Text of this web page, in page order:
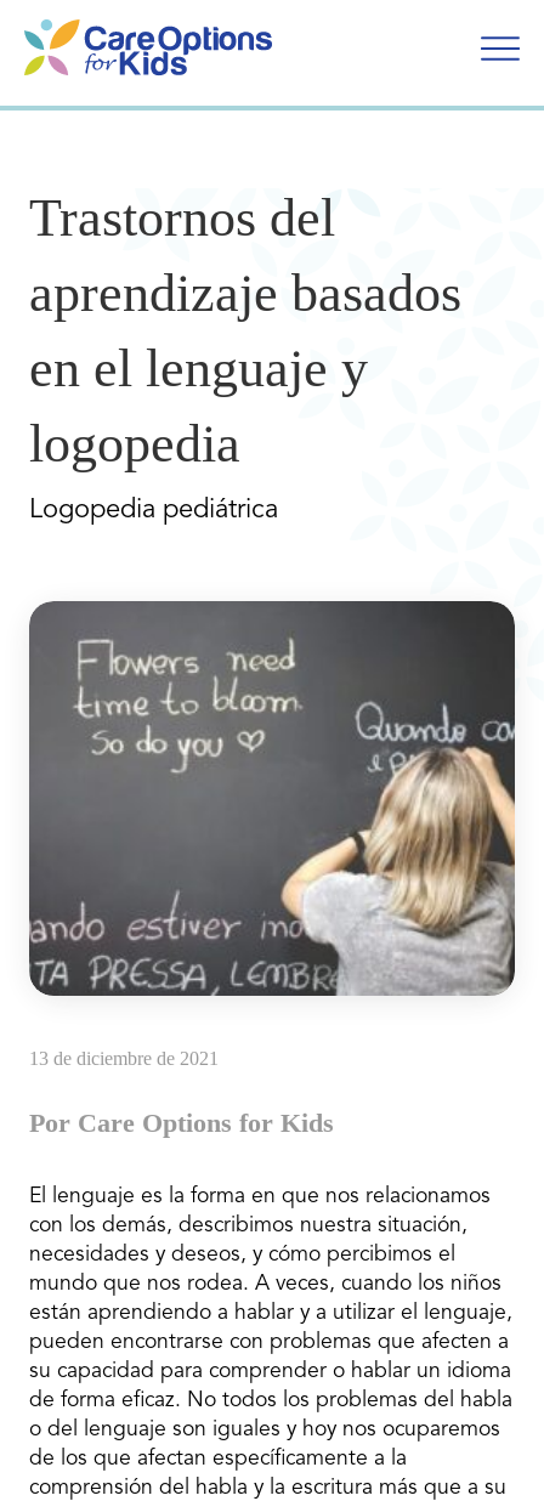
contenido
Trastornos del
aprendizaje basados
en el lenguaje y
logopedia
Logopedia pediátrica
13 de diciembre de 2021
Por Care Options for Kids
El lenguaje es la forma en que nos relacionamos
con los demás, describimos nuestra situación,
necesidades y deseos, y cómo percibimos el
mundo que nos rodea. A veces, cuando los niños
están aprendiendo a hablar y a utilizar el lenguaje,
pueden encontrarse con problemas que afecten a
su capacidad para comprender o hablar un idioma
de forma eficaz. No todos los problemas del habla
o del lenguaje son iguales y hoy nos ocuparemos
de los que afectan específicamente a la
comprensión del habla y la escritura más que a su